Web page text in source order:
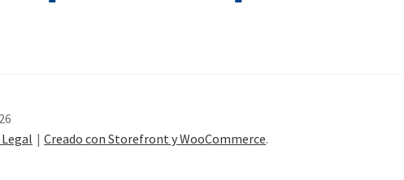
Creado con Storefront y WooCommerce.